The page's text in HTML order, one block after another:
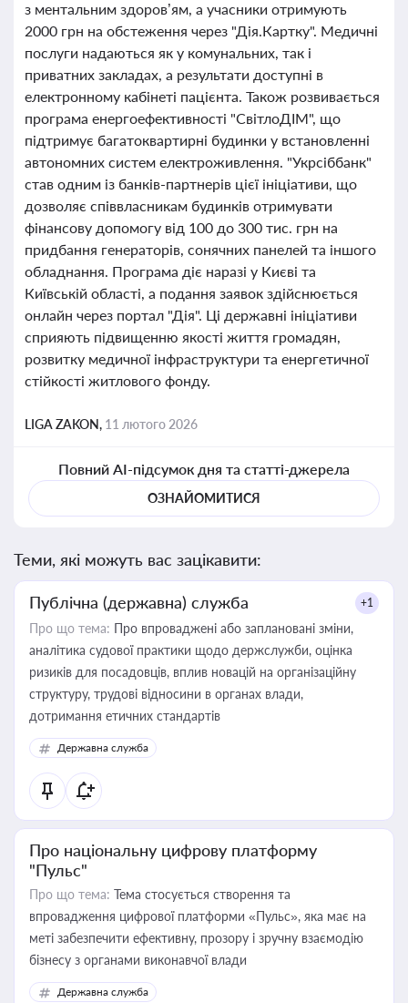
з ментальним здоров’ям, а учасники отримують
2000 грн на обстеження через "Дія.Картку". Медичні
послуги надаються як у комунальних, так і
приватних закладах, а результати доступні в
електронному кабінеті пацієнта. Також розвивається
програма енергоефективності "СвітлоДІМ", що
підтримує багатоквартирні будинки у встановленні
автономних систем електроживлення. "Укрсіббанк"
став одним із банків-партнерів цієї ініціативи, що
дозволяє співвласникам будинків отримувати
фінансову допомогу від 100 до 300 тис. грн на
придбання генераторів, сонячних панелей та іншого
обладнання. Програма діє наразі у Києві та
Київській області, а подання заявок здійснюється
онлайн через портал "Дія". Ці державні ініціативи
сприяють підвищенню якості життя громадян,
розвитку медичної інфраструктури та енергетичної
стійкості житлового фонду.
LIGA ZAKON, 11 лютого 2026
Повний AI-підсумок дня та статті-джерела
ОЗНАЙОМИТИСЯ
Теми, які можуть вас зацікавити:
Публічна (державна) служба +1
Про що тема: Про впроваджені або заплановані зміни,
аналітика судової практики щодо держслужби, оцінка
ризиків для посадовців, вплив новацій на організаційну
структуру, трудові відносини в органах влади,
дотримання етичних стандартів
Державна служба
Про національну цифрову платформу
"Пульс"
Про що тема: Тема стосується створення та
впровадження цифрової платформи «Пульс», яка має на
меті забезпечити ефективну, прозору і зручну взаємодію
бізнесу з органами виконавчої влади
Державна служба